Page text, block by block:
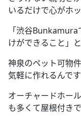
いるだけで心がホ
「渋谷Bunkamura
けができること」
神泉のペット可物
気軽に作れるんです
オーチャードホー
も多くて屋根付きで